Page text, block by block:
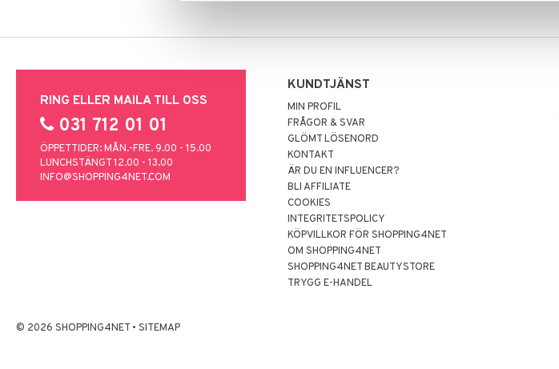
RING ELLER MAILA TILL OSS
031 712 01 01
ÖPPETTIDER: MÅN.-FRE. 9.00 - 15.00
LUNCHSTÄNGT 12.00 - 13.00
INFO@SHOPPING4NET.COM
KUNDTJÄNST
MIN PROFIL
FRÅGOR & SVAR
GLÖMT LÖSENORD
KONTAKT
ÄR DU EN INFLUENCER?
BLI AFFILIATE
COOKIES
INTEGRITETSPOLICY
KÖPVILLKOR FÖR SHOPPING4NET
OM SHOPPING4NET
SHOPPING4NET BEAUTYSTORE
TRYGG E-HANDEL
© 2026 SHOPPING4NET • SITEMAP